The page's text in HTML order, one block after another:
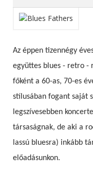
Az éppen tizennégy
együttes blues - retro -
főként a 60-as, 70-es
stílusában fogant saját
legszívesebben
társaságnak, de aki a
lassú bluesra) inkább
előadásunkon.